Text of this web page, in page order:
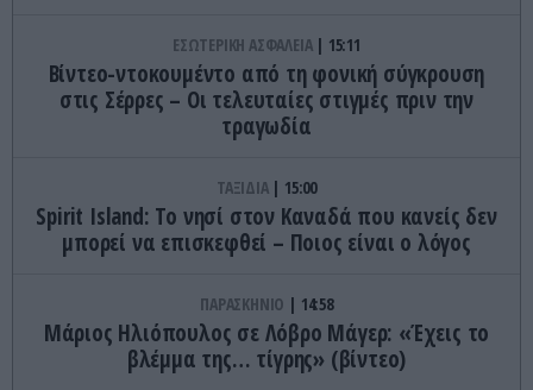
ΕΣΩΤΕΡΙΚΗ ΑΣΦΑΛΕΙΑ 15:11
Βίντεο-ντοκουμέντο από τη φονική σύγκρουση
στις Σέρρες – Οι τελευταίες στιγμές πριν την
τραγωδία
ΤΑΞΙΔΙΑ 15:00
Spirit Island: Το νησί στον Καναδά που κανείς δεν
μπορεί να επισκεφθεί – Ποιος είναι ο λόγος
ΠΑΡΑΣΚΗΝΙΟ 14:58
Μάριος Ηλιόπουλος σε Λόβρο Μάγερ: «Έχεις το
βλέμμα της… τίγρης» (βίντεο)